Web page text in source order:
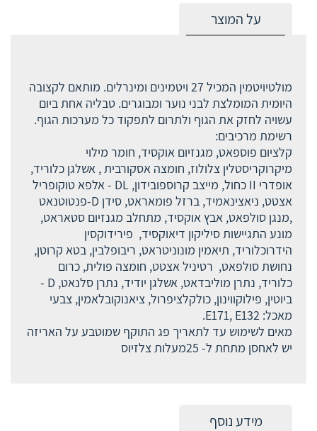
על המוצר
מולטיויטמין המכיל 27 ויטמינים ומינרלים. מותאם לקצובה
היומית המומלצת לבני נוער ומבוגרים. טבליה אחת ביום
עשויה לחזק את הגוף ולתרום לתפקוד כל מערכות הגוף.
רשימת מרכיבים:
קלציום פוספאט, מגנזיום אוקסיד, חומר מילוי
מיקרוקריסטלין צלולוז, חומצה אסקורבית , אשלגן כלוריד,
אופדרי II כחול, מייצב קרוספובידון, DL - אלפא טוקופריל
אצטט, ניאצינאמיד, ברזל פומאראט, סידן D-פנטוטנאט
,מנגן סולפאט, אבץ אוקסיד, מתחלב מגנזיום סטאראט,
מונע התגיישות סיליקון דיאוקסיד, פירידוקסין
הידרוכלוריד, תיאמין מונוניטראט, ריבופלבין, בטא קרוטן,
נחושת סולפאט, רטיניל אצטט, חומצה פולית, כרום
כלוריד, נתרן מוליבדאט, אשלגן יודיד, נתרן סלנאט, D -
ביוטין, פילוקווינון, כולקלציפרול, ציאנוקובלאמין, צבעי
מאכל: E171, E132.
מאים לשימוש עד לתאריך פג התוקף שמוטבע על האריזה
יש לאחסן מתחת ל- 25מעלות צלזיוס
מידע נוסף